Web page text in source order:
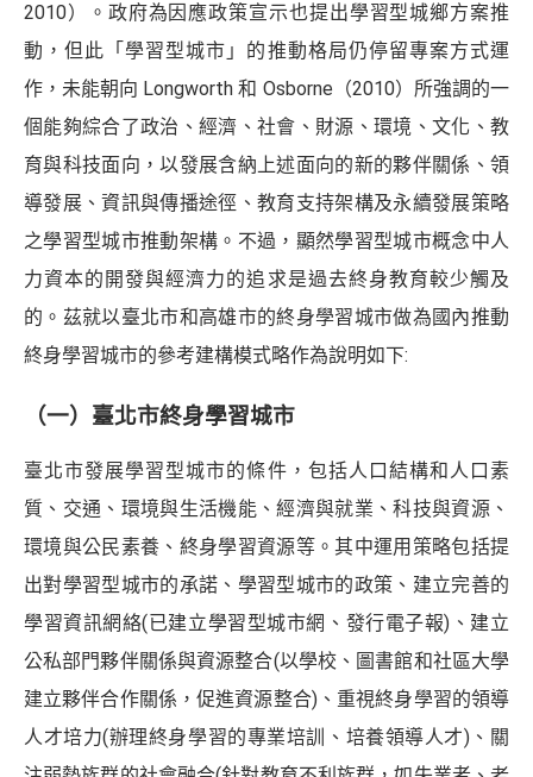
2010）。政府為因應政策宣示也提出學習型城鄉方案推
動，但此「學習型城市」的推動格局仍停留專案方式運
作，未能朝向 Longworth 和 Osborne（2010）所強調的一
個能夠綜合了政治、經濟、社會、財源、環境、文化、教
育與科技面向，以發展含納上述面向的新的夥伴關係、領
導發展、資訊與傳播途徑、教育支持架構及永續發展策略
之學習型城市推動架構。不過，顯然學習型城市概念中人
力資本的開發與經濟力的追求是過去終身教育較少觸及
的。茲就以臺北市和高雄市的終身學習城市做為國內推動
終身學習城市的參考建構模式略作為說明如下:
（一）臺北市終身學習城市
臺北市發展學習型城市的條件，包括人口結構和人口素
質、交通、環境與生活機能、經濟與就業、科技與資源、
環境與公民素養、終身學習資源等。其中運用策略包括提
出對學習型城市的承諾、學習型城市的政策、建立完善的
學習資訊網絡(已建立學習型城市網、發行電子報)、建立
公私部門夥伴關係與資源整合(以學校、圖書館和社區大學
建立夥伴合作關係，促進資源整合)、重視終身學習的領導
人才培力(辦理終身學習的專業培訓、培養領導人才)、關